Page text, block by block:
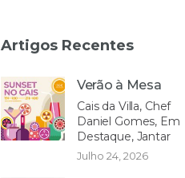
Artigos Recentes
Verão à Mesa
Cais da Villa, Chef
Daniel Gomes, Em
Destaque, Jantar
Julho 24, 2026